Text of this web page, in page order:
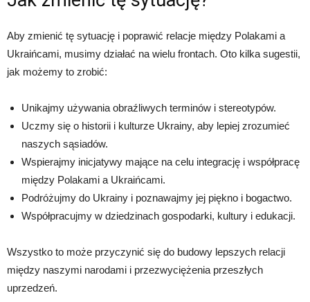
Aby zmienić tę sytuację i poprawić relacje między Polakami a
Ukraińcami, musimy działać na wielu frontach. Oto kilka sugestii,
jak możemy to zrobić:
Unikajmy używania obraźliwych terminów i stereotypów.
Uczmy się o historii i kulturze Ukrainy, aby lepiej zrozumieć
naszych sąsiadów.
Wspierajmy inicjatywy mające na celu integrację i współpracę
między Polakami a Ukraińcami.
Podróżujmy do Ukrainy i poznawajmy jej piękno i bogactwo.
Współpracujmy w dziedzinach gospodarki, kultury i edukacji.
Wszystko to może przyczynić się do budowy lepszych relacji
między naszymi narodami i przezwyciężenia przeszłych
uprzedzeń.